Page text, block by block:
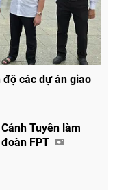
các dự án giao
Tuyên làm
FPT